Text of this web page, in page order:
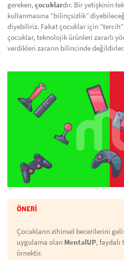
gereken, çocuklardır. Bir yetişkinin
kullanmasına “bilinçsizlik”
diyebiliriz. Fakat çocuklar için
çocuklar, teknolojik ürünleri zararlı
verdikleri zararın bilincinde değildirler.
ÖNERİ
Çocukların zihinsel becerilerini
uygulama olan MentalUP,
örnektir.